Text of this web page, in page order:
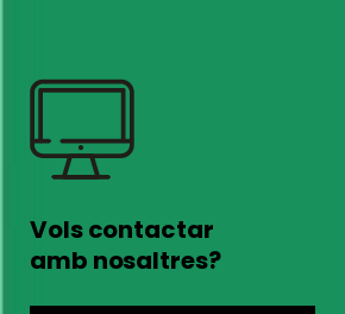
Vols contactar
amb nosaltres?